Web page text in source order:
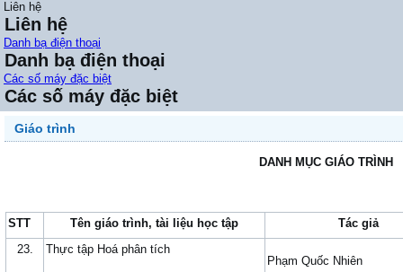
Liên hệ
Liên hệ
Danh bạ điện thoại
Danh bạ điện thoại
Các số máy đặc biệt
Các số máy đặc biệt
Giáo trình
DANH MỤC GIÁO TRÌNH
STT Tên giáo trình, tài liệu học tập
Tác giả
23.
Thực tập Hoá phân tích
Phạm Quốc Nhiên